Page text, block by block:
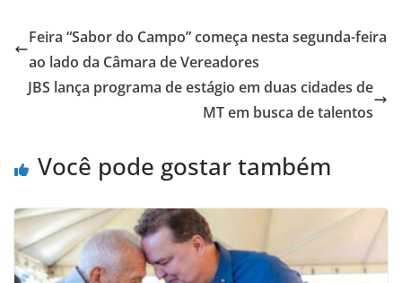
Feira “Sabor do Campo” começa nesta segunda-feira
ao lado da Câmara de Vereadores
JBS lança programa de estágio em duas cidades de
MT em busca de talentos
Você pode gostar também